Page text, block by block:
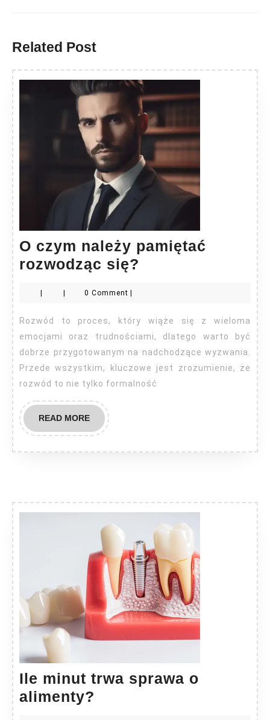
Related Post
O czym należy pamiętać
rozwodząc się?
pamiętać
rozwodząc
się?
0 Comment
Rozwód to proces, który wiąże się z wieloma
emocjami oraz trudnościami, dlatego warto być
dobrze przygotowanym na nadchodzące wyzwania.
Przede wszystkim, kluczowe jest zrozumienie, że
rozwód to nie tylko formalność
READ MOREREAD
MORE
Ile minut trwa sprawa o
alimenty?